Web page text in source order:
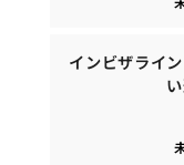
インビザライ